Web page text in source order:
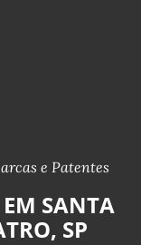
e Patentes
EM SANTA
SP